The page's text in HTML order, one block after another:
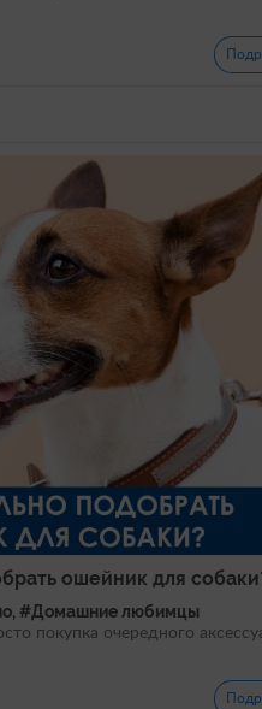
ошейник для
#Домашние любимцы
покупка очередного